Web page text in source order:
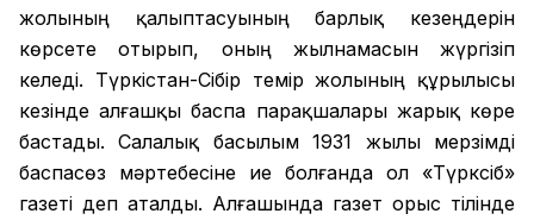
жолының қалыптасуының барлық кезеңдерін
көрсете отырып, оның жылнамасын жүргізіп
келеді. Түркістан-Сібір темір жолының құрылысы
кезінде алғашқы баспа парақшалары жарық көре
бастады. Салалық басылым 1931 жылы мерзімді
баспасөз мәртебесіне ие болғанда ол «Түрксіб»
газеті деп аталды. Алғашында газет орыс тілінде